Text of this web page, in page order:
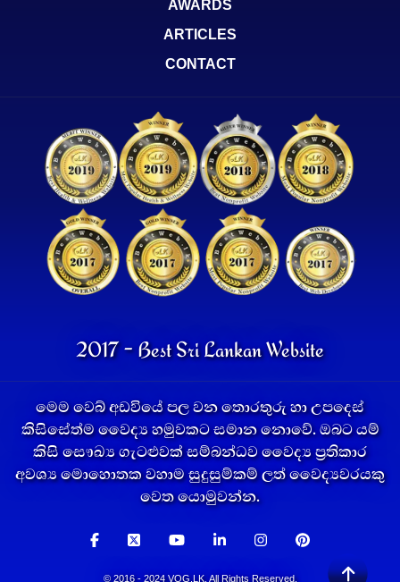
AWARDS
ARTICLES
CONTACT
2017 - Best Sri Lankan Website
මෙම වෙබ් අඩවියේ පල වන තොරතුරු හා උපදෙස්
කිසිසේත්ම වෛද්‍ය හමුවකට සමාන නොවේ. ඔබට යම්
කිසි සෞඛ්‍ය ගැටළුවක් සම්බන්ධව වෛද්‍ය ප්‍රතිකාර
අවශ්‍ය මොහොතක වහාම සුදුසුම්කම් ලත් වෛද්‍යවරයකු
වෙත යොමුවන්න.
© 2016 - 2024 VOG.LK. All Rights Reserved.